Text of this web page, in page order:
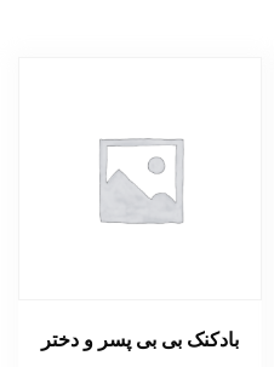
بادکنک بی بی پسر و دختر